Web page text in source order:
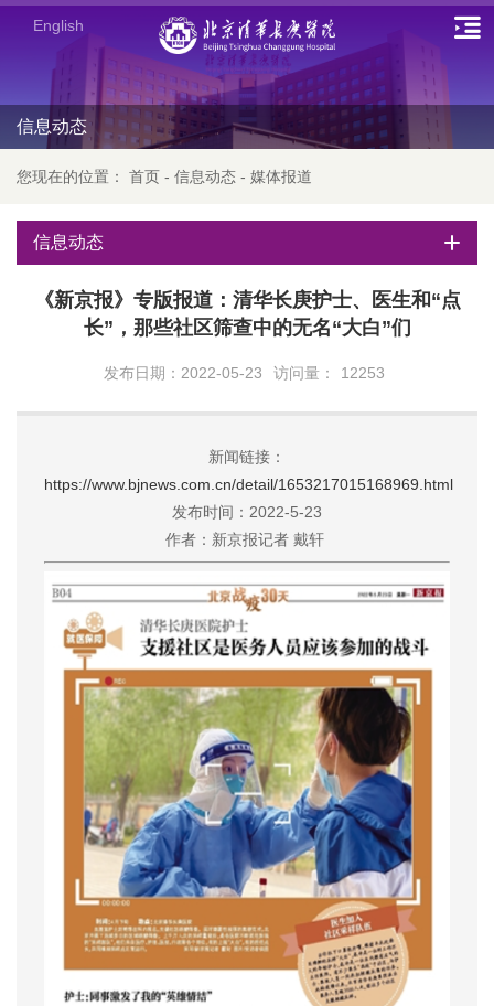
English
信息动态
您现在的位置： 首页 - 信息动态 - 媒体报道
信息动态
《新京报》专版报道：清华长庚护士、医生和“点
长”，那些社区筛查中的无名“大白”们
发布日期：2022-05-23 访问量： 12253
新闻链接：
https://www.bjnews.com.cn/detail/1653217015168969.html
发布时间：2022-5-23
作者：新京报记者 戴轩